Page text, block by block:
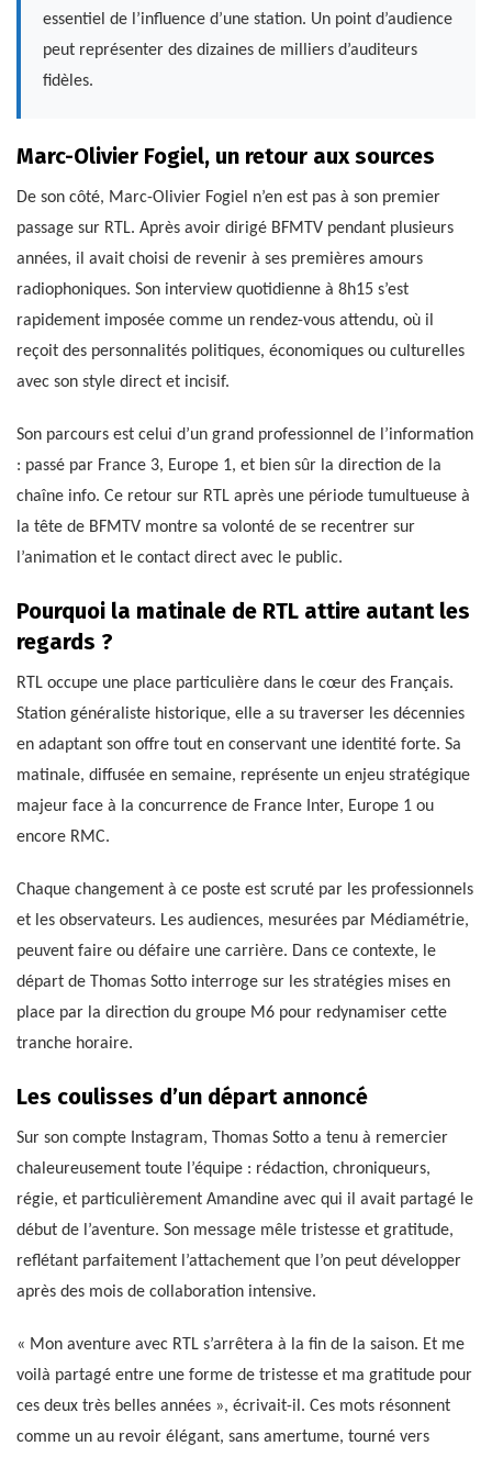
essentiel de l’influence d’une station. Un point d’audience
peut représenter des dizaines de milliers d’auditeurs
fidèles.
Marc-Olivier Fogiel, un retour aux sources
De son côté, Marc-Olivier Fogiel n’en est pas à son premier
passage sur RTL. Après avoir dirigé BFMTV pendant plusieurs
années, il avait choisi de revenir à ses premières amours
radiophoniques. Son interview quotidienne à 8h15 s’est
rapidement imposée comme un rendez-vous attendu, où il
reçoit des personnalités politiques, économiques ou culturelles
avec son style direct et incisif.
Son parcours est celui d’un grand professionnel de l’information
: passé par France 3, Europe 1, et bien sûr la direction de la
chaîne info. Ce retour sur RTL après une période tumultueuse à
la tête de BFMTV montre sa volonté de se recentrer sur
l’animation et le contact direct avec le public.
Pourquoi la matinale de RTL attire autant les
regards ?
RTL occupe une place particulière dans le cœur des Français.
Station généraliste historique, elle a su traverser les décennies
en adaptant son offre tout en conservant une identité forte. Sa
matinale, diffusée en semaine, représente un enjeu stratégique
majeur face à la concurrence de France Inter, Europe 1 ou
encore RMC.
Chaque changement à ce poste est scruté par les professionnels
et les observateurs. Les audiences, mesurées par Médiamétrie,
peuvent faire ou défaire une carrière. Dans ce contexte, le
départ de Thomas Sotto interroge sur les stratégies mises en
place par la direction du groupe M6 pour redynamiser cette
tranche horaire.
Les coulisses d’un départ annoncé
Sur son compte Instagram, Thomas Sotto a tenu à remercier
chaleureusement toute l’équipe : rédaction, chroniqueurs,
régie, et particulièrement Amandine avec qui il avait partagé le
début de l’aventure. Son message mêle tristesse et gratitude,
reflétant parfaitement l’attachement que l’on peut développer
après des mois de collaboration intensive.
« Mon aventure avec RTL s’arrêtera à la fin de la saison. Et me
voilà partagé entre une forme de tristesse et ma gratitude pour
ces deux très belles années », écrivait-il. Ces mots résonnent
comme un au revoir élégant, sans amertume, tourné vers